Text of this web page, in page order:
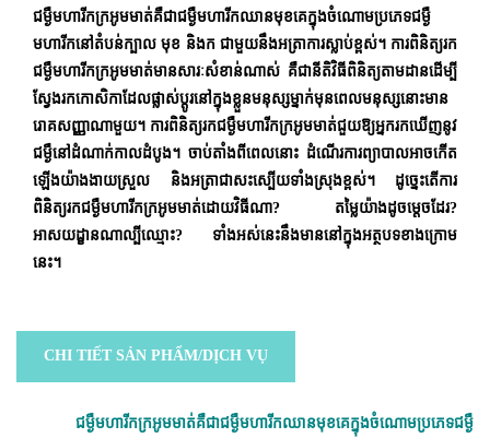
ជម្ងឺមហារីកក្រអូមមាត់គឺជាជម្ងឺមហារីកឈានមុខគេក្នុងចំណោមប្រភេទជម្ងឺ
មហារីកនៅតំបន់ក្បាល មុខ​​ និងក ជាមួយនឹងអត្រាការស្លាប់ខ្ពស់។ ការពិនិត្យរក
ជម្ងឺមហារីកក្រអូមមាត់មានសារៈសំខាន់ណាស់ គឺជានីតិវិធីពិនិត្យតាមដានដើម្បី
ស្វែងរកកោសិកាដែលផ្លាស់ប្តូរនៅក្នុងខ្លួនមនុស្សម្នាក់មុនពេលមនុស្សនោះមាន
រោគសញ្ញាណាមួយ។ ការពិនិត្យរកជម្ងឺមហារីកក្រអូមមាត់ជួយឱ្យអ្នករកឃើញនូវ
ជម្ងឺនៅដំណាក់កាលដំបូង។ ចាប់តាំងពីពេលនោះ ដំណើរការព្យាបាលអាចកើត
ឡើងយ៉ាងងាយស្រួល និងអត្រាជាសះស្បើយទាំងស្រុងខ្ពស់។ ដូច្នេះតើការ
ពិនិត្យរកជម្ងឺមហារីកក្រអូមមាត់ដោយវិធីណា? តម្លៃយ៉ាងដូចម្តេចដែរ?
អាសយដ្ខានណាល្បីឈ្មោះ? ទាំងអស់នេះនឹងមាននៅក្នុងអត្ថបទខាងក្រោម
នេះ។
CHI TIẾT SẢN PHẨM/DỊCH VỤ
ជម្ងឺមហារីកក្រអូមមាត់គឺជាជម្ងឺមហារីកឈានមុខគេក្នុងចំណោមប្រភេទជម្ងឺ